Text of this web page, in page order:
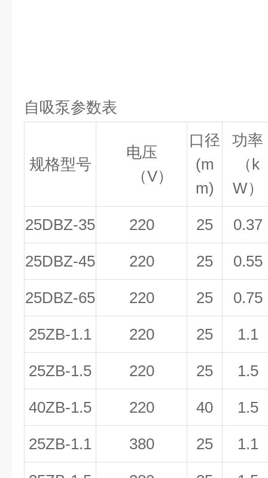
自吸泵参数表
规格型号
电压
（V）
口径
(m
m)
功率
（k
W）
25DBZ-35 220 25 0.37
25DBZ-45 220 25 0.55
25DBZ-65 220 25 0.75
25ZB-1.1 220 25 1.1
25ZB-1.5 220 25 1.5
40ZB-1.5 220 40 1.5
25ZB-1.1 380 25 1.1